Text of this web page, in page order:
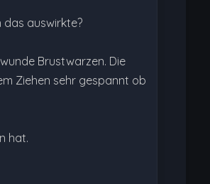
auswirkte?
Brustwarzen. Die
Ziehen sehr gespannt ob
hat.